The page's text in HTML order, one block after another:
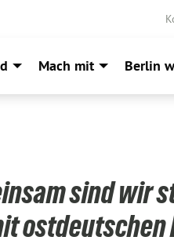
Mach mit Berlin
sind wir